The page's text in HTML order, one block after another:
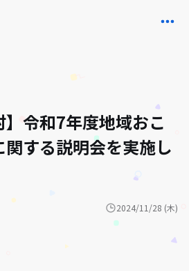
】令和7年度地域おこ
関する説明会を実施し
2024/11/28 (木)